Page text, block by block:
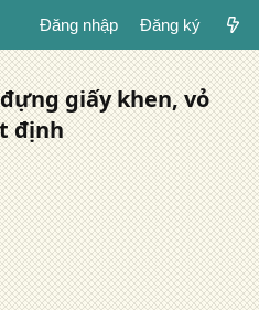
Đăng nhập Đăng ký
giấy khen, vỏ
định